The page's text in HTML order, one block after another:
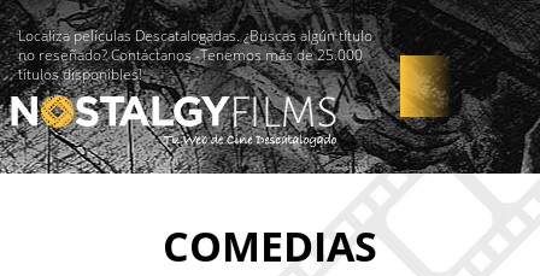
Localiza películas Descatalogadas. ¿Buscas algún título
no reseñado? Contáctanos -Tenemos más de 25.000
títulos disponibles!
COMEDIAS